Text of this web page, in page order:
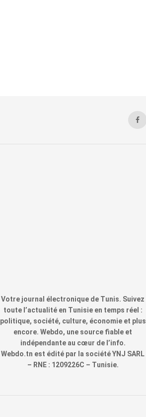
Votre journal électronique de Tunis. Suivez
toute l’actualité en Tunisie en temps réel :
politique, société, culture, économie et plus
encore. Webdo, une source fiable et
indépendante au cœur de l’info.
Webdo.tn est édité par la société YNJ SARL
– RNE : 1209226C – Tunisie.